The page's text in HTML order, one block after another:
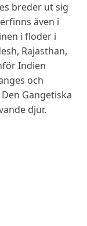
breder ut sig
även i
i floder i
Rajasthan,
Indien
och
Gangetiska
djur.